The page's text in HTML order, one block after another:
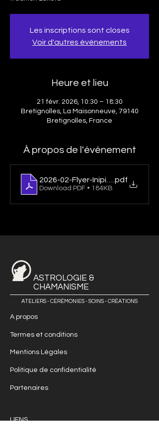
Les inscriptions sont closes
Voir d'autres événements
Heure et lieu
21 févr. 2026, 10:30 – 18:30
Bretignolles, La Maisonneuve, 79140
Bretignolles, France
À propos de l'événement
2026-02-Flyer-Inipi-Bretignolles
.pdf
Download PDF • 184KB
ASTROLOGIE &
CHAMANISME
ATELIERS - CÉRÉMONIES - SOINS - CRÉATIONS
A propos
Termes et conditions
Mentions Légales
Politique de confidentialité
Partenaires
LIENS